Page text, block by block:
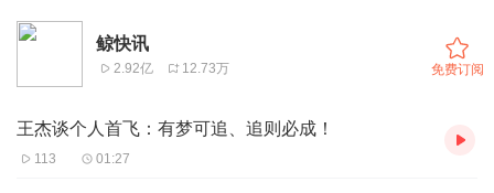
候，我也想着能飞得高一些、再高一些，冲出大气层，去领
略浩瀚的太空。当选拔航天员的消息传来时，我毫不犹豫报
了名。
2020年9月，我们第三批18名队友光荣加入航天员队伍，开
启了为国出征、筑梦九天的奋斗征程。今天，我即将实现飞
鲸快讯
2.92亿 12.73万 免费订阅
王杰谈个人首飞：有梦可追、追则必成！
113 01:27